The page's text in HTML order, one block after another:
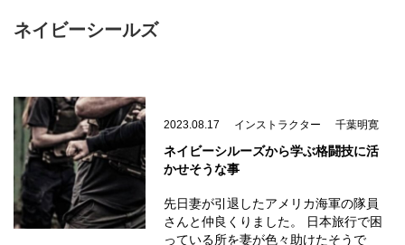
ネイビーシールズ
2023.08.17 インストラクター 千葉明寛
ネイビーシルーズから学ぶ格闘技に活
かせそうな事
先日妻が引退したアメリカ海軍の隊員
さんと仲良くりました。 日本旅行で困
っている所を妻が色々助けたそうで